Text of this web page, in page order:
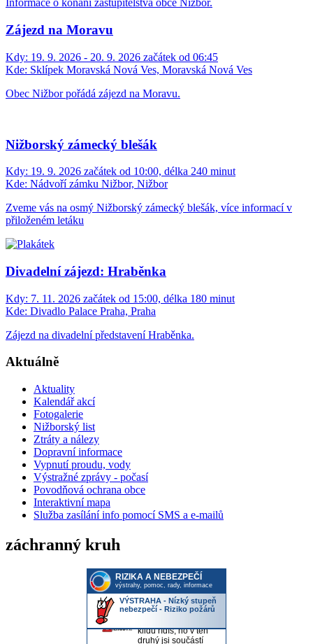
Informace o konání zastupitelstva obce Nižbor.
Zájezd na Moravu
Kdy: 19. 9. 2026 - 20. 9. 2026 začátek od 06:45
Kde: Sklípek Moravská Nová Ves, Moravská Nová Ves
Obec Nižbor pořádá zájezd na Moravu.
Nižborský zámecký blešák
Kdy: 19. 9. 2026 začátek od 10:00, délka 240 minut
Kde: Nádvoří zámku Nižbor, Nižbor
Zveme vás na osmý Nižborský zámecký blešák, více informací v
přiloženém letáku
Divadelní zájezd: Hraběnka
Kdy: 7. 11. 2026 začátek od 15:00, délka 180 minut
Kde: Divadlo Palace Praha, Praha
Zájezd na divadelní představení Hraběnka.
Aktuálně
Aktuality
Kalendář akcí
Fotogalerie
Nižborský list
Ztráty a nálezy
Dopravní informace
Vypnutí proudu, vody
Výstražné zprávy - počasí
Povodňová ochrana obce
Interaktivní mapa
Služba zasílání info pomocí SMS a e-mailů
záchranný kruh